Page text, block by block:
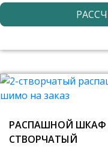
РАСПАШНОЙ ШКАФ
СТВОРЧАТЫЙ